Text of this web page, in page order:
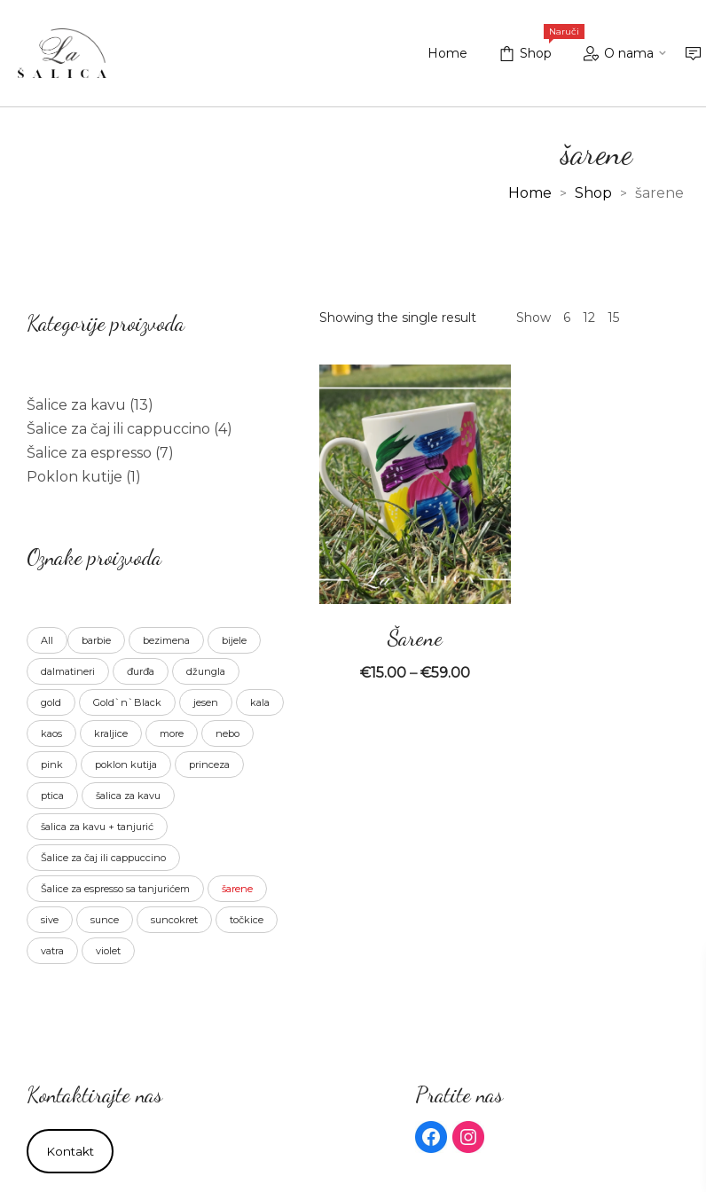
Home Shop
Naruči
O nama
šarene
Home > Shop > šarene
Showing the single result Show 6 12 15
Šarene
€15.00 –€59.00
Kategorije proizvoda
Šalice za kavu 1313
products
Šalice za čaj ili cappuccino 44
Šalice za espresso 77
Poklon kutije 11
Oznake proizvoda
All barbie bezimena bijele
dalmatineri đurđa džungla
gold Gold`n`Black jesen kala
kaos kraljice more nebo
pink poklon kutija princeza
ptica šalica za kavu
šalica za kavu + tanjurić
Šalice za čaj ili cappuccino
Šalice za espresso sa tanjurićem šarene
sive sunce suncokret točkice
vatra violet
Kontaktirajte nas
Kontakt
Pratite nas